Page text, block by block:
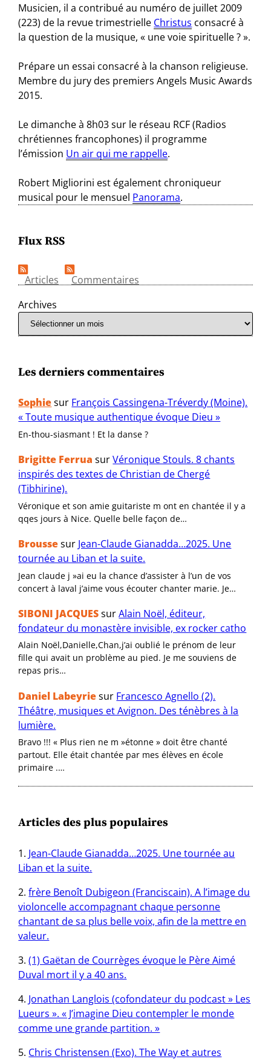
Musicien, il a contribué au numéro de juillet 2009
(223) de la revue trimestrielle Christus consacré à
la question de la musique, « une voie spirituelle ? ».
Prépare un essai consacré à la chanson religieuse.
Membre du jury des premiers Angels Music Awards
2015.
Le dimanche à 8h03 sur le réseau RCF (Radios
chrétiennes francophones) il programme
l’émission Un air qui me rappelle.
Robert Migliorini est également chroniqueur
musical pour le mensuel Panorama.
Flux RSS
Articles
Commentaires
Archives
Les derniers commentaires
Sophiesur François Cassingena-Tréverdy (Moine).
« Toute musique authentique évoque Dieu »
En-thou-siasmant ! Et la danse ?
Brigitte Ferrua surVéronique Stouls. 8 chants
inspirés des textes de Christian de Chergé
(Tibhirine).
Véronique et son amie guitariste m ont en chantée il y a
qqes jours à Nice. Quelle belle façon de…
Broussesur Jean-Claude Gianadda…2025. Une
tournée au Liban et la suite.
Jean claude j »ai eu la chance d’assister à l’un de vos
concert à laval j’aime vous écouter chanter marie. Je…
SIBONI JACQUESsurAlain Noël, éditeur,
fondateur du monastère invisible, ex rocker catho
Alain Noël,Danielle,Chan,j’ai oublié le prénom de leur
fille qui avait un problème au pied. Je me souviens de
repas pris…
Daniel Labeyriesur Francesco Agnello (2).
Théâtre, musiques et Avignon. Des ténèbres à la
lumière.
Bravo !!! « Plus rien ne m »étonne » doit être chanté
partout. Elle était chantée par mes élèves en école
primaire .…
Articles des plus populaires
Jean-Claude Gianadda…2025. Une tournée au
Liban et la suite.
frère Benoît Dubigeon (Franciscain). A l’image du
violoncelle accompagnant chaque personne
chantant de sa plus belle voix, afin de la mettre en
valeur.
(1) Gaëtan de Courrèges évoque le Père Aimé
Duval mort il y a 40 ans.
Jonathan Langlois (cofondateur du podcast » Les
Lueurs ». « J’imagine Dieu contempler le monde
comme une grande partition. »
Chris Christensen (Exo). The Way et autres